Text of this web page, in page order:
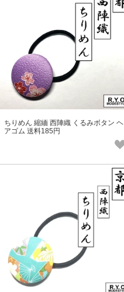
ちりめん 縮緬 西陣織 くるみボタン ヘ
アゴム 送料185円